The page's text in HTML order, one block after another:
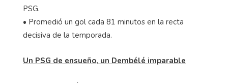
PSG.
• Promedió un gol cada 81 minutos en la recta
decisiva de la temporada.
Un PSG de ensueño, un Dembélé imparable